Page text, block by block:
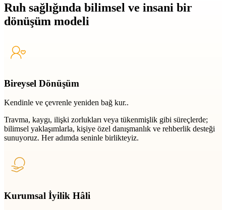
Ruh sağlığında bilimsel ve insani bir
dönüşüm modeli
Bireysel Dönüşüm
Kendinle ve çevrenle yeniden bağ kur..
Travma, kaygı, ilişki zorlukları veya tükenmişlik gibi süreçlerde;
bilimsel yaklaşımlarla, kişiye özel danışmanlık ve rehberlik desteği
sunuyoruz. Her adımda seninle birlikteyiz.
Kurumsal İyilik Hâli